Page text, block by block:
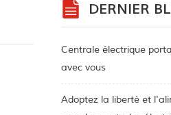
DERNIER
Centrale électrique
avec vous
Adoptez la liberté et